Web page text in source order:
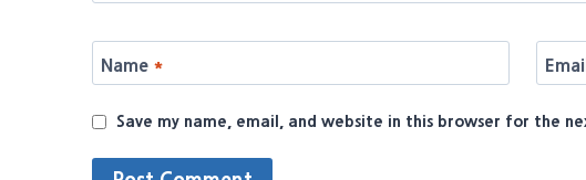
Name * Email
Save my name, email, and website in this browser for the